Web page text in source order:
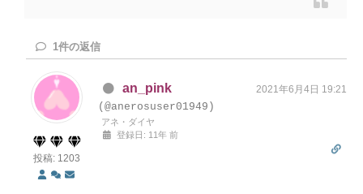
1件の返信
投稿: 1203
an_pink 2021年6月4日 19:21
(@anerosuser01949)
アネ・ダイヤ
登録日: 11年 前